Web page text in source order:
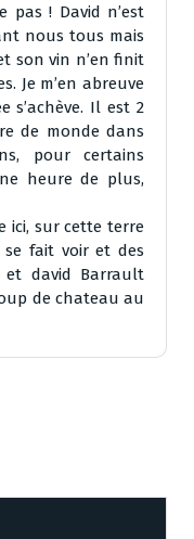
pas ! David n’est
nous tous mais
son vin n’en finit
Je m’en abreuve
s’achève. Il est 2
de monde dans
pour certains
heure de plus,
ici, sur cette terre
se fait voir et des
et david Barrault
de chateau au